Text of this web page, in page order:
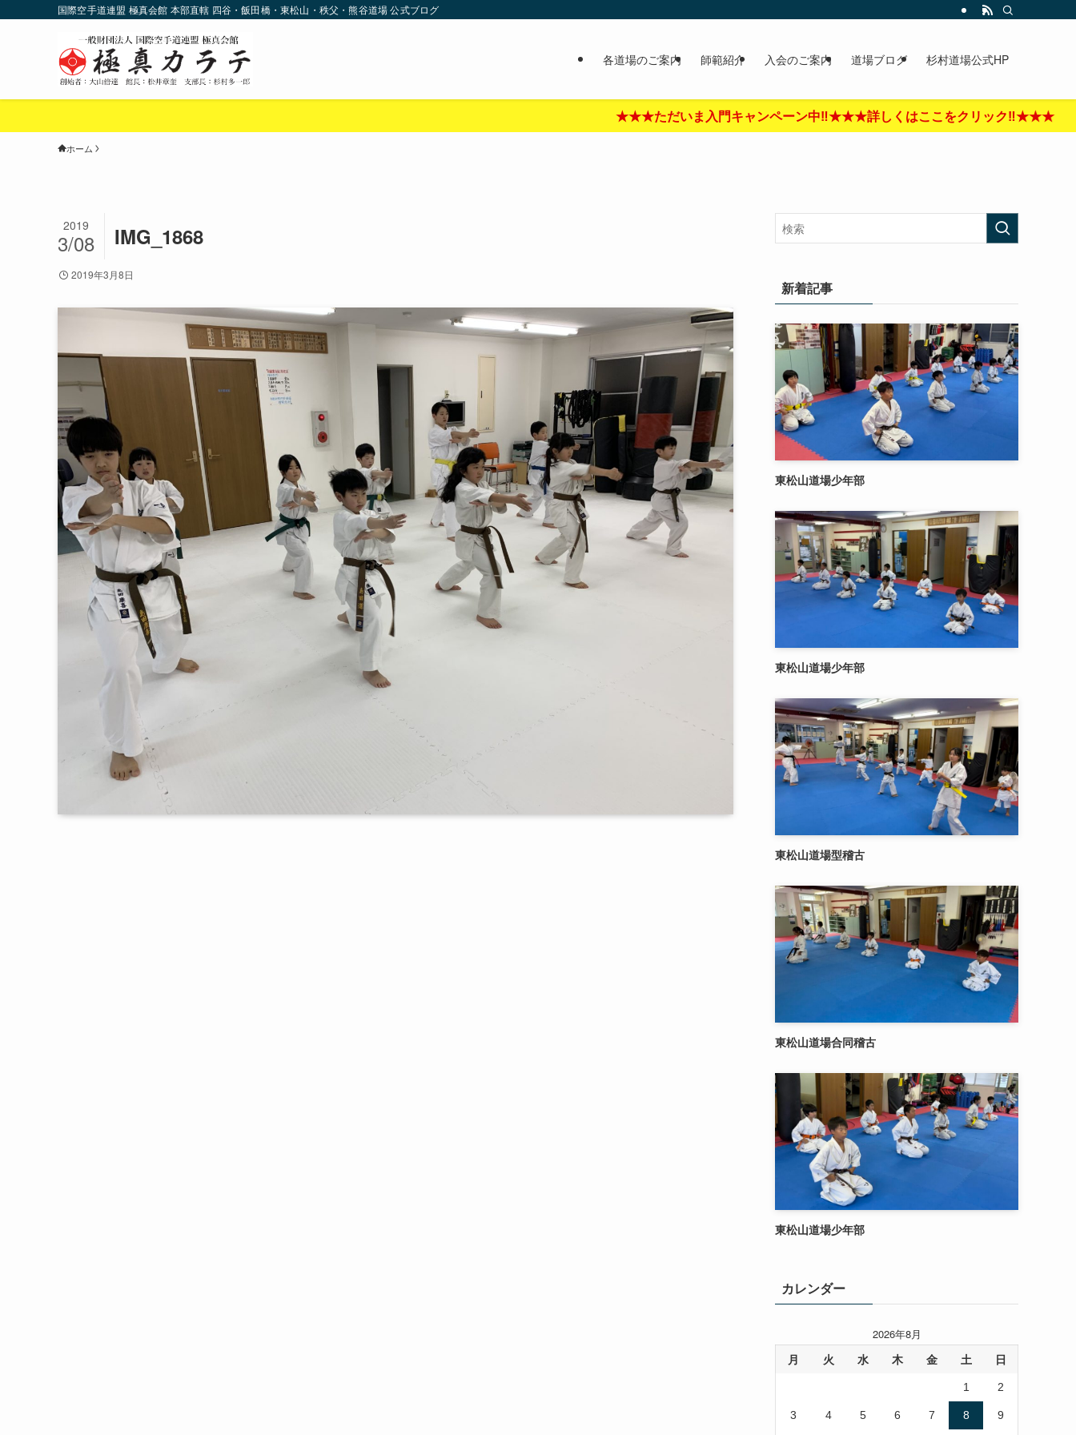
国際空手道連盟 極真会館 本部直轄 四谷・飯田橋・東松山・秩父・熊谷道場 公式ブログ
各道場のご案内 師範紹介 入会のご案内 道場ブログ 杉村道場公式HP
★★★ただいま入門キャンペーン中‼︎★★★詳しくはここをクリック‼︎★★★
ホーム
IMG_1868
2019
3/08
2019年3月8日
新着記事
東松山道場少年部
東松山道場少年部
東松山道場型稽古
東松山道場合同稽古
東松山道場少年部
カレンダー
2026年8月
月 火 水 木 金 土 日
1 2
3 4 5 6 7 8 9